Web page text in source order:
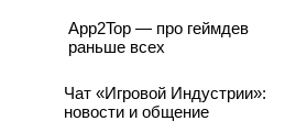
App2Top — про геймдев
раньше всех
Чат «Игровой Индустрии»:
новости и общение